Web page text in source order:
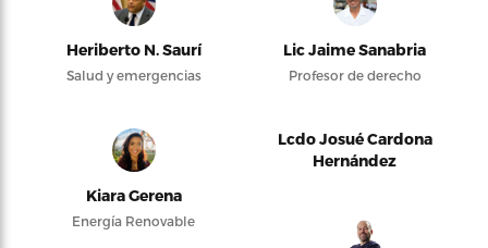
Heriberto N. Saurí
Salud y emergencias
Lic Jaime Sanabria
Profesor de derecho
Kiara Gerena
Energía Renovable
Lcdo Josué Cardona
Hernández